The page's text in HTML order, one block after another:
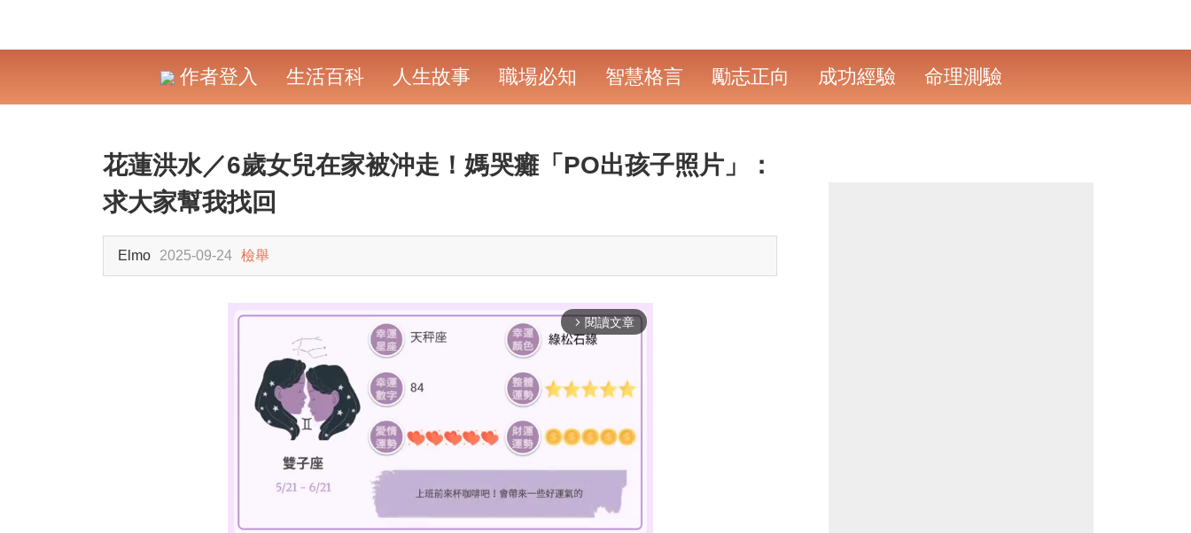
作者登入 生活百科 人生故事 職場必知 智慧格言 勵志正向 成功經驗 命理測驗
花蓮洪水／6歲女兒在家被沖走！媽哭癱「PO出孩子照片」：
求大家幫我找回
Elmo 2025-09-24 檢舉
arrow_forward_ios 閱讀文章